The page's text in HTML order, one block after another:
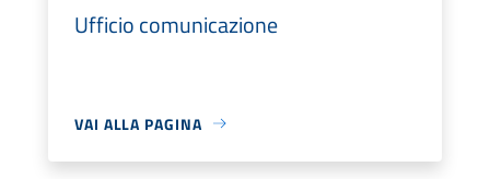
Ufficio comunicazione
VAI ALLA PAGINA